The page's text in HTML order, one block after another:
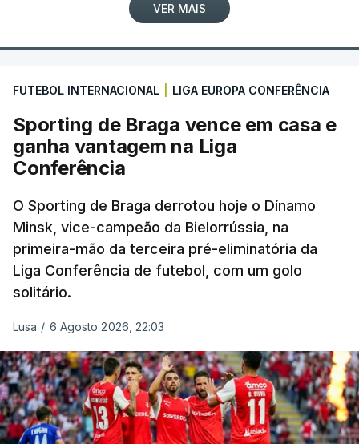
VER MAIS
FUTEBOL INTERNACIONAL LIGA EUROPA CONFERÊNCIA
Sporting de Braga vence em casa e
ganha vantagem na Liga
Conferência
O Sporting de Braga derrotou hoje o Dínamo
Minsk, vice-campeão da Bielorrússia, na
primeira-mão da terceira pré-eliminatória da
Liga Conferência de futebol, com um golo
solitário.
Lusa / 6 Agosto 2026, 22:03